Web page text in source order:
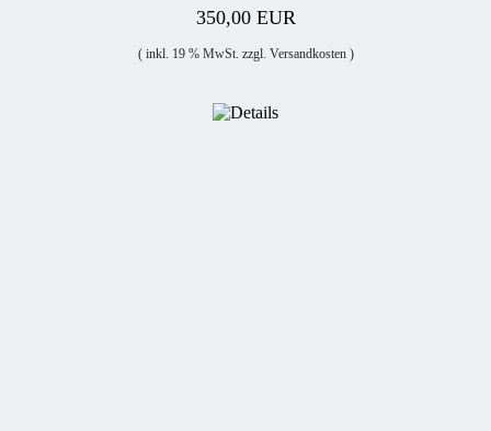
350,00 EUR
( inkl. 19 % MwSt. zzgl. Versandkosten)